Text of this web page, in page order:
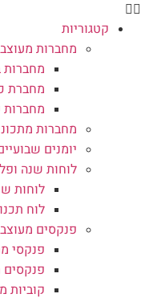
קטגוריות
מחברות
מחברות
מחברת
מחברות
מחברות
יומנים
לוחות שנה
לוחות
לוח
פנקסים
פנקסי
פנקסים
קוביות